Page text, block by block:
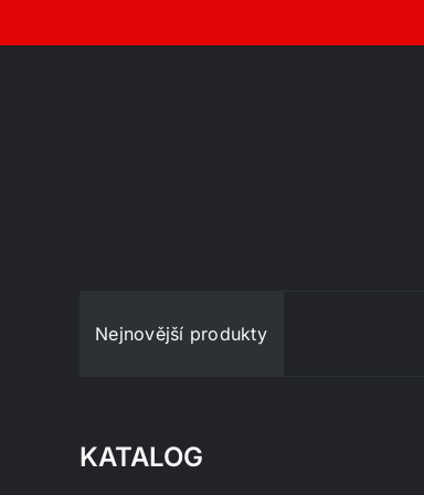
Nejnovější produkty
KATALOG